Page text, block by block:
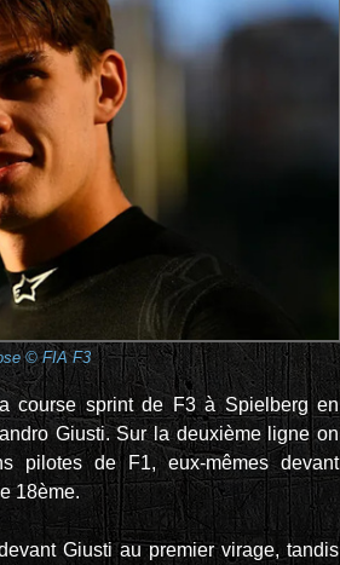
© FIA F3
course sprint de F3 à Spielberg en
Giusti. Sur la deuxième ligne on
pilotes de F1, eux-mêmes devant
18ème.
Giusti au premier virage, tandis